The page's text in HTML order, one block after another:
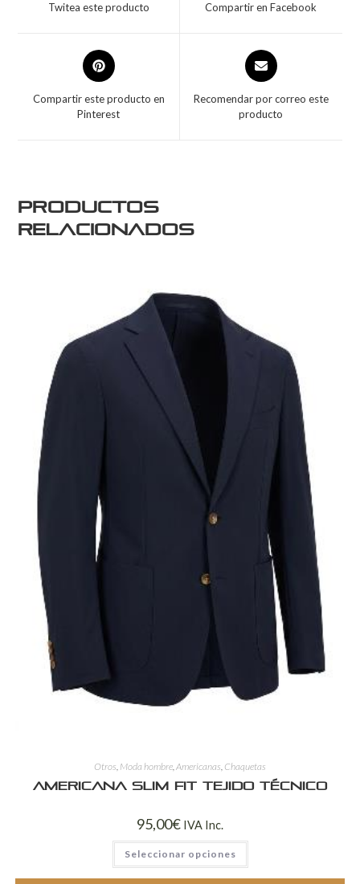
Twitea este producto Compartir en Facebook
Compartir este producto en
Pinterest
Recomendar por correo este
producto
Productos
relacionados
Otros, Moda hombre,Americanas, Chaquetas
Americana Slim Fit Tejido Técnico
95,00€ IVA Inc.
Seleccionar opciones